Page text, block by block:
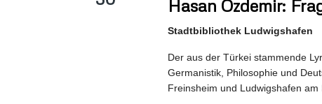
Hasan Özdemir:
Stadtbibliothek Ludwigshafen
Der aus der Türkei stammende
Germanistik, Philosophie und
Freinsheim und Ludwigshafen